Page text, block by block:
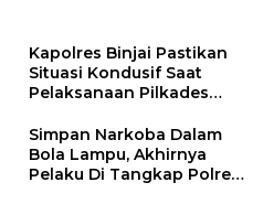
Kapolres Binjai Pastikan
Situasi Kondusif Saat
Pelaksanaan Pilkades
Simpan Narkoba Dalam
Bola Lampu, Akhirnya
Pelaku Di Tangkap Polres